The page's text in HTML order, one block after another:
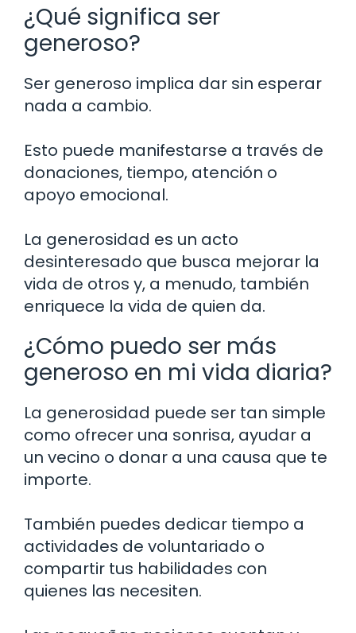
¿Qué significa ser
generoso?
Ser generoso implica dar sin esperar
nada a cambio.
Esto puede manifestarse a través de
donaciones, tiempo, atención o
apoyo emocional.
La generosidad es un acto
desinteresado que busca mejorar la
vida de otros y, a menudo, también
enriquece la vida de quien da.
¿Cómo puedo ser más
generoso en mi vida diaria?
La generosidad puede ser tan simple
como ofrecer una sonrisa, ayudar a
un vecino o donar a una causa que te
importe.
También puedes dedicar tiempo a
actividades de voluntariado o
compartir tus habilidades con
quienes las necesiten.